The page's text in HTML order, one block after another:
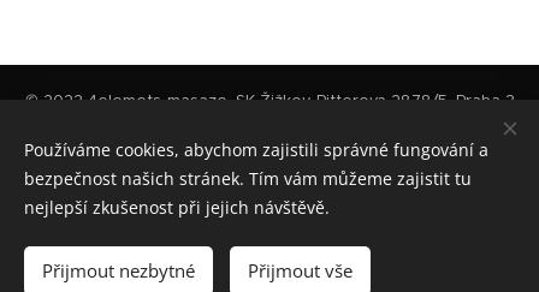
© 2022 4elemets-masaze, SK Žižkov, Pitterova 2878/5, Praha 3
© 2022 4elemets-masaze, Centrum Služeb Údolní, Údolní 106,
Praha 4
Všeobecné obchodné podmínky
4live, 4game, 4beauty,... 4you
Čeština
English
Používáme cookies, abychom zajistili správné fungování a
bezpečnost našich stránek. Tím vám můžeme zajistit tu
nejlepší zkušenost při jejich návštěvě.
Přijmout nezbytné Přijmout vše